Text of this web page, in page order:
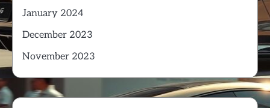
January 2024
December 2023
November 2023